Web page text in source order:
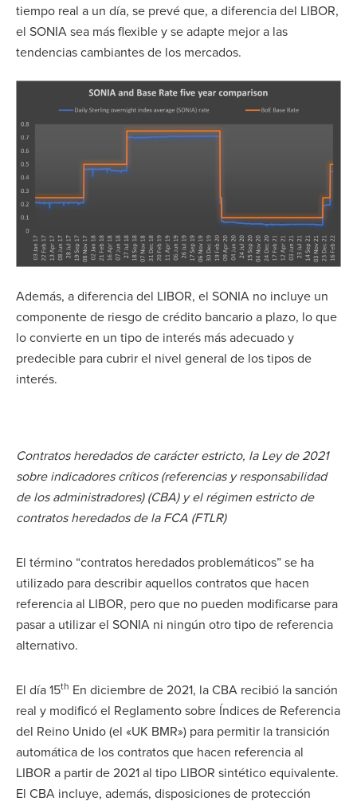
tiempo real a un día, se prevé que, a diferencia del LIBOR,
el SONIA sea más flexible y se adapte mejor a las
tendencias cambiantes de los mercados.
Además, a diferencia del LIBOR, el SONIA no incluye un
componente de riesgo de crédito bancario a plazo, lo que
lo convierte en un tipo de interés más adecuado y
predecible para cubrir el nivel general de los tipos de
interés.
Contratos heredados de carácter estricto, la Ley de 2021
sobre indicadores críticos (referencias y responsabilidad
de los administradores) (CBA) y el régimen estricto de
contratos heredados de la FCA (FTLR)
El término “contratos heredados problemáticos” se ha
utilizado para describir aquellos contratos que hacen
referencia al LIBOR, pero que no pueden modificarse para
pasar a utilizar el SONIA ni ningún otro tipo de referencia
alternativo.
El día 15th En diciembre de 2021, la CBA recibió la sanción
real y modificó el Reglamento sobre Índices de Referencia
del Reino Unido (el «UK BMR») para permitir la transición
automática de los contratos que hacen referencia al
LIBOR a partir de 2021 al tipo LIBOR sintético equivalente.
El CBA incluye, además, disposiciones de protección